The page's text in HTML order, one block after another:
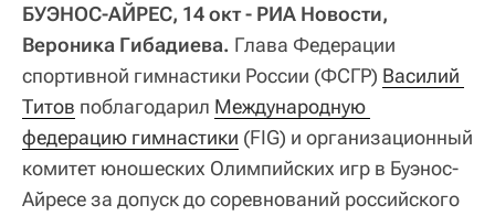
БУЭНОС-АЙРЕС, 14 окт - РИА Новости,
Вероника Гибадиева. Глава Федерации
спортивной гимнастики России (ФСГР) Василий
Титов поблагодарил Международную
федерацию гимнастики (FIG) и организационный
комитет юношеских Олимпийских игр в Буэнос-
Айресе за допуск до соревнований российского